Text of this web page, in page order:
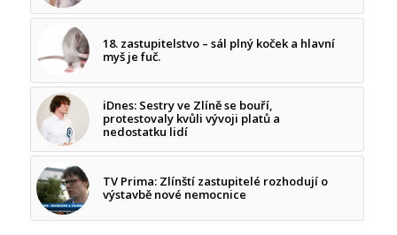
18. zastupitelstvo – sál plný koček a hlavní
myš je fuč.
iDnes: Sestry ve Zlíně se bouří,
protestovaly kvůli vývoji platů a
nedostatku lidí
TV Prima: Zlínští zastupitelé rozhodují o
výstavbě nové nemocnice